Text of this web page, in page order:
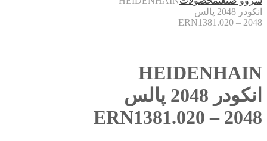
انکودر 2048 پالس
ERN1381.020 – 2048
HEIDENHAIN
انکودر 2048 پالس
ERN1381.020 – 2048